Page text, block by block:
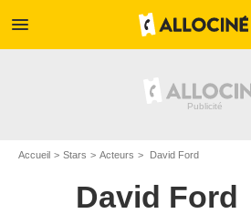
menu
Accueil Stars Acteurs David Ford
David Ford